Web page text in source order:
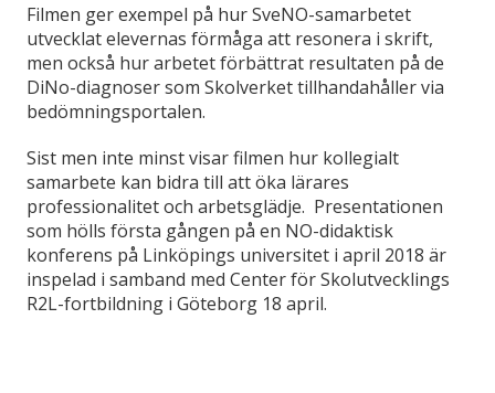
Filmen ger exempel på hur SveNO-samarbetet
utvecklat elevernas förmåga att resonera i skrift,
men också hur arbetet förbättrat resultaten på de
DiNo-diagnoser som Skolverket tillhandahåller via
bedömningsportalen.
Sist men inte minst visar filmen hur kollegialt
samarbete kan bidra till att öka lärares
professionalitet och arbetsglädje. Presentationen
som hölls första gången på en NO-didaktisk
konferens på Linköpings universitet i april 2018 är
inspelad i samband med Center för Skolutvecklings
R2L-fortbildning i Göteborg 18 april.